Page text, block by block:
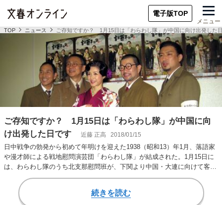
電子版TOP
メニュー
TOP ニュース ご存知ですか？ 1月15日は「わらわし隊」が中国に向け出発した
ご存知ですか？ 1月15日は「わらわし隊」が中国に向
け出発した日です
近藤 正高 2018/01/15
日中戦争の勃発から初めて年明けを迎えた1938（昭和13）年1月、落語家
や漫才師による戦地慰問演芸団「わらわし隊」が結成された。1月15日に
は、わらわし隊のうち北支那慰問班が、下関より中国・大連に向けて客船
「扶桑丸…
続きを読む